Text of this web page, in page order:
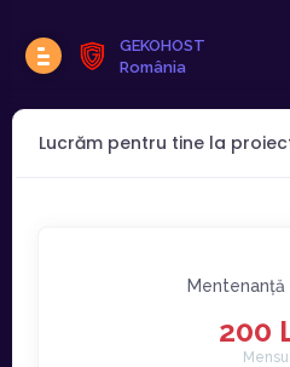
GEKOHOST
România
Lucrăm pentru tine la
200